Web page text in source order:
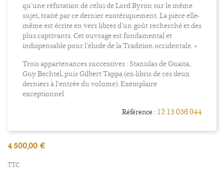
qu’une réfutation de celui de Lord Byron sur le même
sujet, traité par ce dernier exotériquement. La pièce elle-
même est écrite en vers libres d’un goût recherché et des
plus captivants. Cet ouvrage est fondamental et
indispensable pour l’élude de la Tradition occidentale. »
Trois appartenances successives : Stanislas de Guaita,
Guy Bechtel, puis Gilbert Tappa (ex-libris de ces deux
derniers à l’entrée du volume). Exemplaire
exceptionnel.
Référence : 12 13 036 044
4 500,00 €
TTC